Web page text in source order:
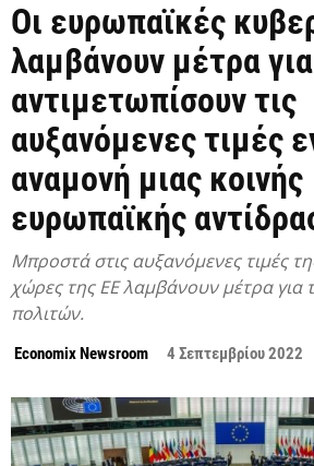
Οι ευρωπαϊκές
λαμβάνουν μέτρα
αντιμετωπίσουν τις
αυξανόμενες τιμές
αναμονή μιας κοινής
ευρωπαϊκής
Μπροστά στις αυξανόμενες τιμές
χώρες της ΕΕ λαμβάνουν μέτρα για
πολιτών.
Economix Newsroom 4 Σεπτεμβρίου 2022